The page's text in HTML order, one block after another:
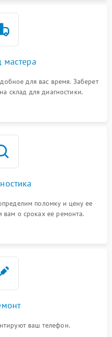
мастера
для вас время. Заберет
склад для диагностики.
поломку и цену ее
о сроках ее ремонта.
ваш телефон.